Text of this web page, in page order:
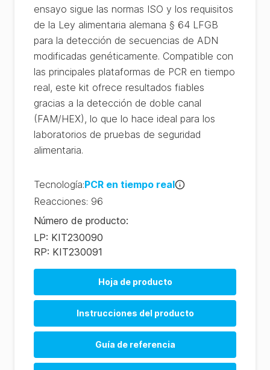
ensayo sigue las normas ISO y los requisitos
de la Ley alimentaria alemana § 64 LFGB
para la detección de secuencias de ADN
modificadas genéticamente. Compatible con
las principales plataformas de PCR en tiempo
real, este kit ofrece resultados fiables
gracias a la detección de doble canal
(FAM/HEX), lo que lo hace ideal para los
laboratorios de pruebas de seguridad
alimentaria.
Tecnología:PCR en tiempo real
Reacciones: 96
Número de producto:
LP: KIT230090
RP: KIT230091
Hoja de producto
Instrucciones del producto
Guía de referencia